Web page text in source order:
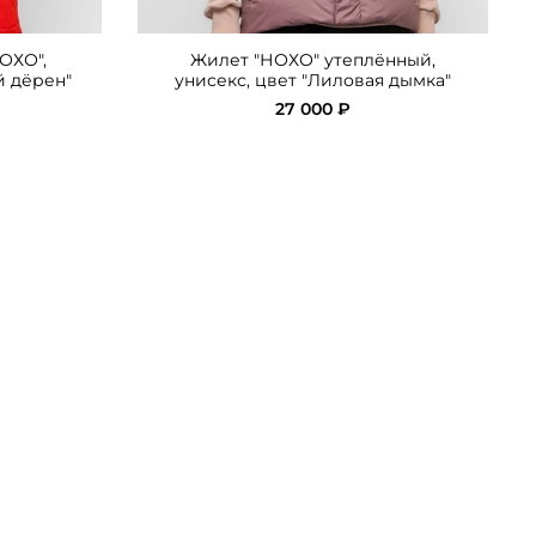
дёрен"
Жилет "НОХО" утеплённый,
унисекс, цвет "Лиловая дымка"
27 000 ₽